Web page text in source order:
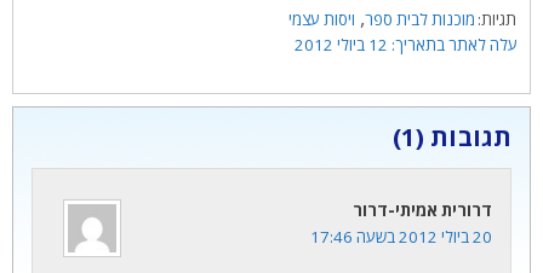
תגיות
מוכנות לבית ספר, ויסות עצמי
12 ביולי 2012
תגובות (1)
דרורית אמיתי-דרור
20 ביולי 2012 בשעה 17:46